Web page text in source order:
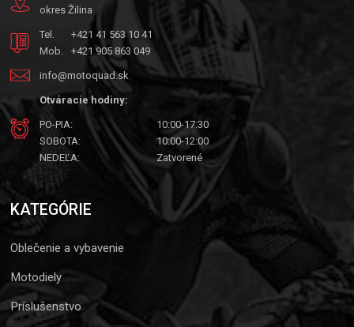
okres Žilina
Tel.
+421 41 563 10 41
Mob.
+421 905 863 049
info@motoquad.sk
Otváracie hodiny:
PO-PIA:
10:00-17:30
SOBOTA:
10:00-12:00
NEDEĽA:
Zatvorené
KATEGÓRIE
Oblečenie a vybavenie
Motodiely
Príslušenstvo